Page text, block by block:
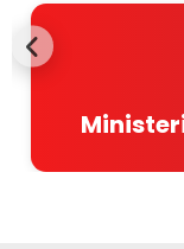
Previous